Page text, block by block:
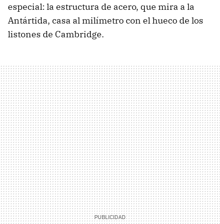
especial: la estructura de acero, que mira a la
Antártida, casa al milímetro con el hueco de los
listones de Cambridge.